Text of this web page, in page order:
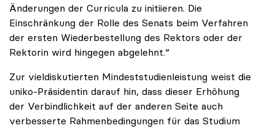
Änderungen der Curricula zu initiieren. Die
Einschränkung der Rolle des Senats beim Verfahren
der ersten Wiederbestellung des Rektors oder der
Rektorin wird hingegen abgelehnt.“
Zur vieldiskutierten Mindeststudienleistung weist die
uniko-Präsidentin darauf hin, dass dieser Erhöhung
der Verbindlichkeit auf der anderen Seite auch
verbesserte Rahmenbedingungen für das Studium